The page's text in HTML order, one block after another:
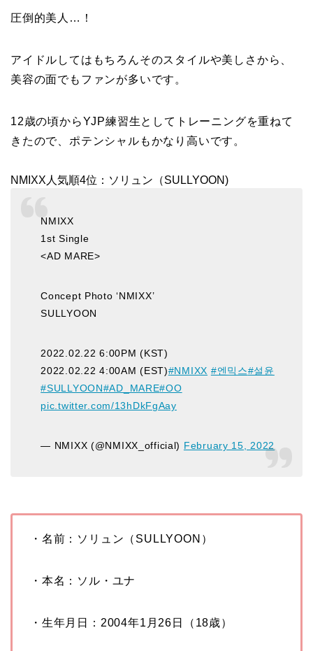
圧倒的美人…！
アイドルしてはもちろんそのスタイルや美しさから、
美容の面でもファンが多いです。
12歳の頃からYJP練習生としてトレーニングを重ねて
きたので、ポテンシャルもかなり高いです。
NMIXX人気順4位：ソリュン（SULLYOON)
NMIXX
1st Single
<AD MARE>
Concept Photo ‘NMIXX’
SULLYOON
2022.02.22 6:00PM (KST)
2022.02.22 4:00AM (EST)#NMIXX #엔믹스#설윤
#SULLYOON#AD_MARE#OO
pic.twitter.com/13hDkFgAay
— NMIXX (@NMIXX_official) February 15, 2022
・名前：ソリュン（SULLYOON）
・本名：ソル・ユナ
・生年月日： 2004年1 月 26 日（ 18歳）